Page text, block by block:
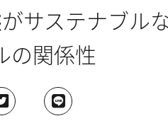
サステナブル
の関係性